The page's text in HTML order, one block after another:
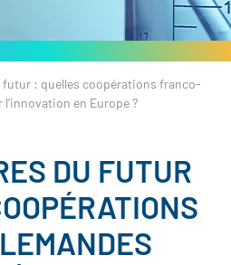
futur : quelles coopérations franco-
en Europe ?
DU FUTUR